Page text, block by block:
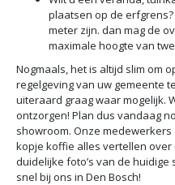
plaatsen op de
meter zijn. dan mag de
maximale hoogte van
Nogmaals, het is altijd slim om
regelgeving van uw gemeente
uiteraard graag waar mogelijk.
ontzorgen! Plan dus vandaag
showroom. Onze
kopje koffie alles vertellen
duidelijke foto’s van de huidige
snel bij ons in Den Bosch!